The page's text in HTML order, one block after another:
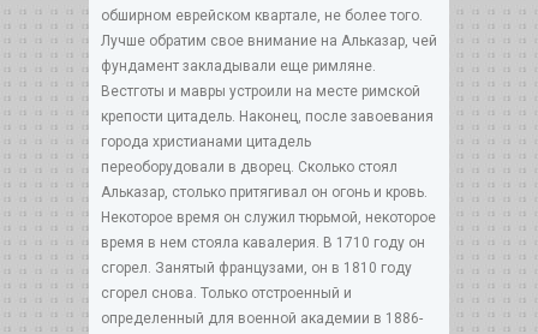
обширном еврейском квартале, не более того.
Лучше обратим свое внимание на Альказар, чей
фундамент закладывали еще римляне.
Вестготы и мавры устроили на месте римской
крепости цитадель. Наконец, после завоевания
города христианами цитадель
переоборудовали в дворец. Сколько стоял
Альказар, столько притягивал он огонь и кровь.
Некоторое время он служил тюрьмой, некоторое
время в нем стояла кавалерия. В 1710 году он
сгорел. Занятый французами, он в 1810 году
сгорел снова. Только отстроенный и
определенный для военной академии в 1886-